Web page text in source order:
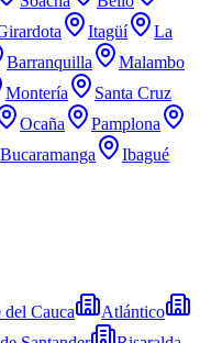
Itagüí
La
Barranquilla
Malambo
Montería
Santa Cruz
Ocaña
Pamplona
Bucaramanga
Ibagué
del Cauca
Atlántico